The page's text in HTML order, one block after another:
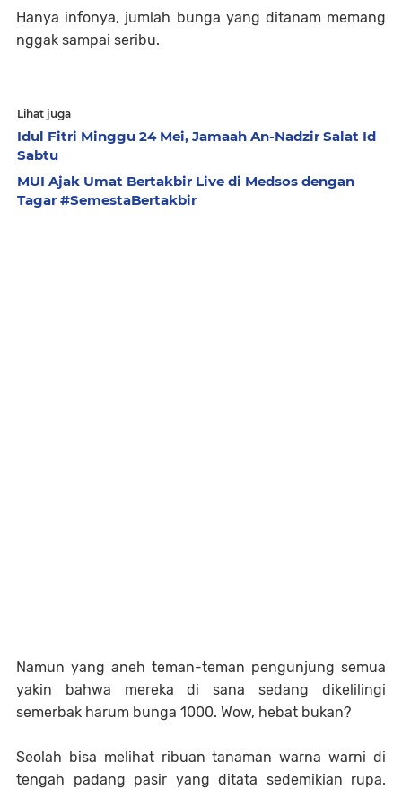
Hanya infonya, jumlah bunga yang ditanam memang
nggak sampai seribu.
Lihat juga
Idul Fitri Minggu 24 Mei, Jamaah An-Nadzir Salat Id
Sabtu
MUI Ajak Umat Bertakbir Live di Medsos dengan
Tagar #SemestaBertakbir
Namun yang aneh teman-teman pengunjung semua
yakin bahwa mereka di sana sedang dikelilingi
semerbak harum bunga 1000. Wow, hebat bukan?
Seolah bisa melihat ribuan tanaman warna warni di
tengah padang pasir yang ditata sedemikian rupa.